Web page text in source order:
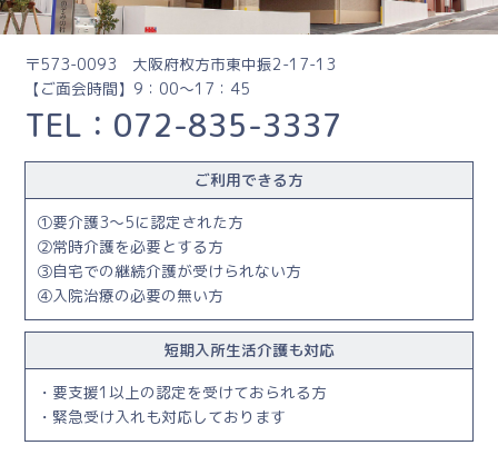
〒573-0093 大阪府枚方市東中振2-17-13
【ご面会時間】9：00～17：45
TEL：072-835-3337
ご利用できる方
要介護3～5に認定された方
常時介護を必要とする方
自宅での継続介護が受けられない方
入院治療の必要の無い方
短期入所生活介護も対応
・要支援1以上の認定を受けておられる方
・緊急受け入れも対応しております